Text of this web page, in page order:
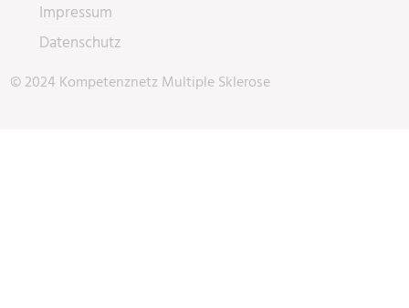
Impressum
Datenschutz
© 2024 Kompetenznetz Multiple Sklerose